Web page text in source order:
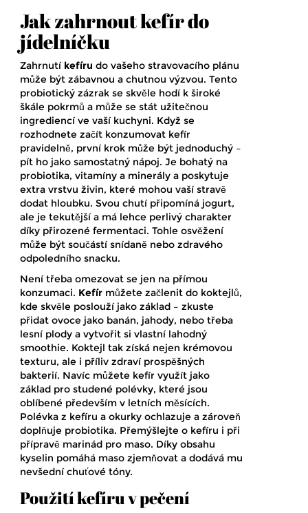
Jak zahrnout kefír do
jídelníčku
Zahrnutí kefíru do vašeho stravovacího plánu
může být zábavnou a chutnou výzvou. Tento
probiotický zázrak se skvěle hodí k široké
škále pokrmů a může se stát užitečnou
ingrediencí ve vaší kuchyni. Když se
rozhodnete začít konzumovat kefír
pravidelně, první krok může být jednoduchý –
pít ho jako samostatný nápoj. Je bohatý na
probiotika, vitamíny a minerály a poskytuje
extra vrstvu živin, které mohou vaší stravě
dodat hloubku. Svou chutí připomíná jogurt,
ale je tekutější a má lehce perlivý charakter
díky přirozené fermentaci. Tohle osvěžení
může být součástí snídaně nebo zdravého
odpoledního snacku.
Není třeba omezovat se jen na přímou
konzumaci. Kefír můžete začlenit do koktejlů,
kde skvěle poslouží jako základ – zkuste
přidat ovoce jako banán, jahody, nebo třeba
lesní plody a vytvořit si vlastní lahodný
smoothie. Koktejl tak získá nejen krémovou
texturu, ale i příliv zdraví prospěšných
bakterií. Navíc můžete kefír využít jako
základ pro studené polévky, které jsou
oblíbené především v letních měsících.
Polévka z kefíru a okurky ochlazuje a zároveň
doplňuje probiotika. Přemýšlejte o kefíru i při
přípravě marinád pro maso. Díky obsahu
kyselin pomáhá maso zjemňovat a dodává mu
nevšední chuťové tóny.
Použití kefíru v pečení